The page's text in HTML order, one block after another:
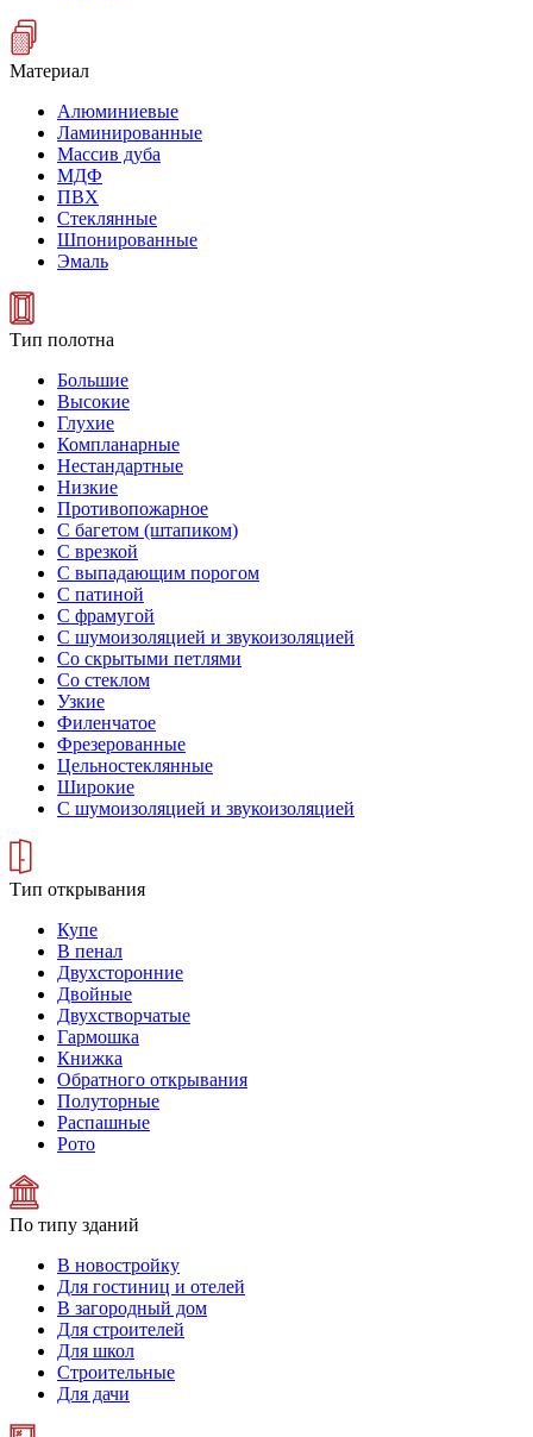
Материал
Алюминиевые
Ламинированные
Массив дуба
МДФ
ПВХ
Стеклянные
Шпонированные
Эмаль
Тип полотна
Большие
Высокие
Глухие
Компланарные
Нестандартные
Низкие
Противопожарное
С багетом (штапиком)
С врезкой
С выпадающим порогом
С патиной
С фрамугой
С шумоизоляцией и звукоизоляцией
Со скрытыми петлями
Со стеклом
Узкие
Филенчатое
Фрезерованные
Цельностеклянные
Широкие
С шумоизоляцией и звукоизоляцией
Тип открывания
Купе
В пенал
Двухсторонние
Двойные
Двухстворчатые
Гармошка
Книжка
Обратного открывания
Полуторные
Распашные
Рото
По типу зданий
В новостройку
Для гостиниц и отелей
В загородный дом
Для строителей
Для школ
Строительные
Для дачи